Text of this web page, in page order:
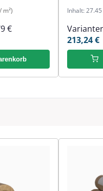
m²)
€
Inhalt: 27.45
213,24 €